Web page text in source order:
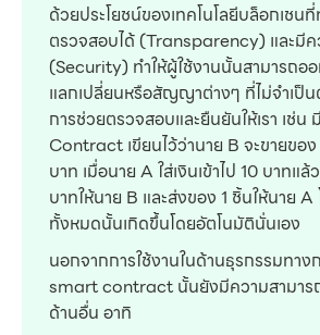
ด้วยประโยชน์ของเทคโนโลยีบล็อกเชน
ตรวจสอบได้ (Transparency) และมี
(Security) ทำให้ผู้ใช้งานนั้นสามารถอ
แลกเปลี่ยนหรือสัญญาต่างๆ ที่ไม่จำเป็
การช่วยตรวจสอบและยืนยันให้เรา เช่น
Contract เขียนไว้ว่านาย B จะขายขอ
บาท เมื่อนาย A ใส่เงินเข้าไป 10 บาทแล้
บาทให้นาย B และส่งของ 1 ชิ้นให้นาย
ทั้งหมดนั้นเกิดขึ้นโดยอัตโนมัตินั่นเอง
นอกจากการใช้งานในด้านธุรกรรมทาง
smart contract นั้นยังมีความสามารถ
ด้านอื่น อาทิ